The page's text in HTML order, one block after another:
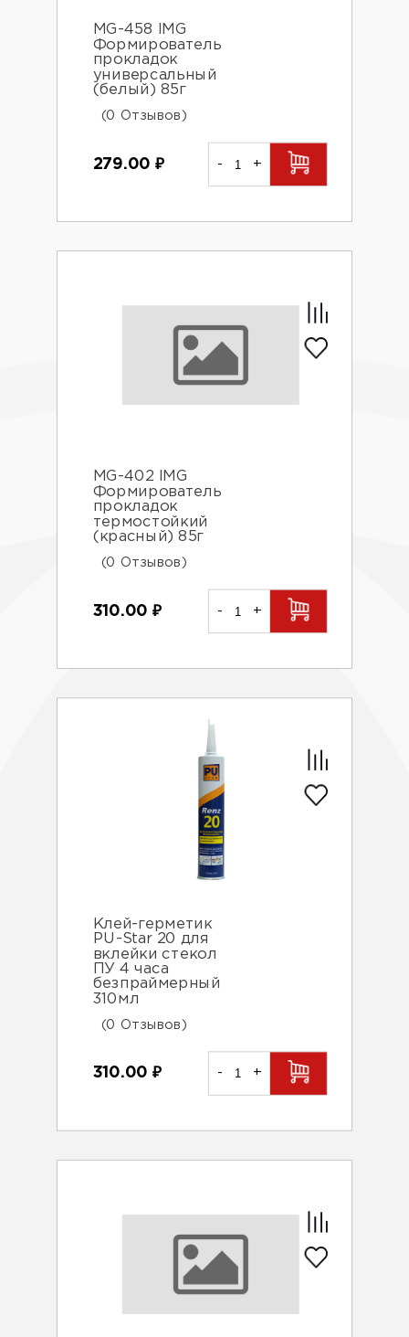
MG-458 IMG
Формирователь
прокладок
универсальный
(белый) 85г
(0 Отзывов)
279.00 ₽ - +
MG-402 IMG
Формирователь
прокладок
термостойкий
(красный) 85г
(0 Отзывов)
310.00 ₽ - +
Клей-герметик
PU-Star 20 для
вклейки стекол
ПУ 4 часа
безпраймерный
310мл
(0 Отзывов)
310.00 ₽ - +